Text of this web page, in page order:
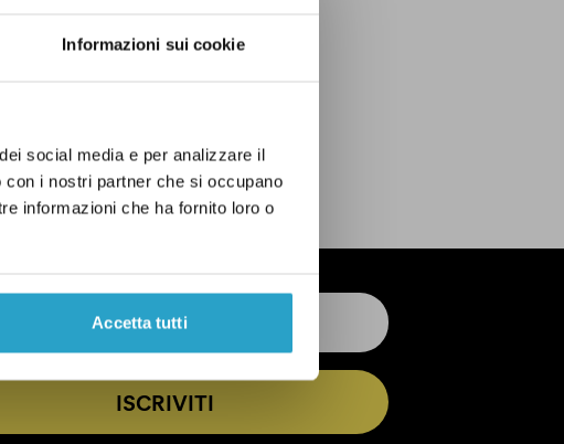
Informazioni sui cookie
social media e per analizzare il
i nostri partner che si occupano
informazioni che ha fornito loro o
Accetta tutti
ISCRIVITI